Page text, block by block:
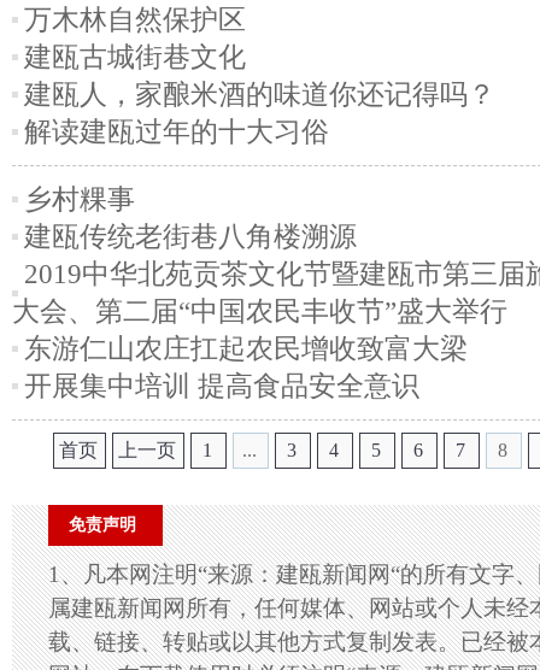
万木林自然保护区
建瓯古城街巷文化
建瓯人，家酿米酒的味道你还记得吗？
解读建瓯过年的十大习俗
乡村粿事
建瓯传统老街巷八角楼溯源
2019中华北苑贡茶文化节暨建瓯市第三届
大会、第二届“中国农民丰收节”盛大举行
东游仁山农庄扛起农民增收致富大梁
开展集中培训 提高食品安全意识
首页 上一页 1 ... 3 4 5 6 7 8
免责声明
1、凡本网注明“来源：建瓯新闻网“的所有文字
属建瓯新闻网所有，任何媒体、网站或个人未经
载、链接、转贴或以其他方式复制发表。已经被